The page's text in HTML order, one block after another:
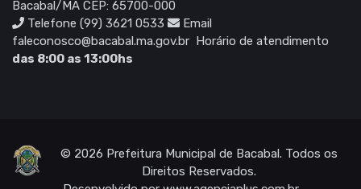
Bacabal/MA CEP: 65700-000
Telefone (99) 3621 0533
Email
faleconosco@bacabal.ma.gov.br
Horário de atendimento
das 8:00 as 13:00hs
© 2026 Prefeitura Municipal de Bacabal. Todos os
Direitos Reservados.